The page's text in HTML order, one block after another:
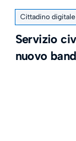
Cittadino digitale
Servizio
nuovo